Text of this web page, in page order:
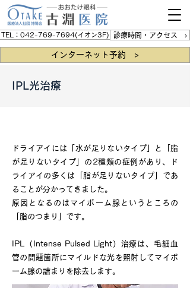
TEL：042-769-7694(イオン3F) 診療時間・アクセス ›
インターネット予約 >
IPL光治療
ドライアイには「水が足りないタイプ」と「脂
が足りないタイプ」の2種類の症例があり、ド
ライアイの多くは「脂が足りないタイプ」であ
ることが分かってきました。
原因となるのはマイボーム腺というところの
「脂のつまり」です。
IPL（Intense Pulsed Light）治療は、毛細血
管の問題箇所にマイルドな光を照射してマイボ
ーム腺の詰まりを除去します。